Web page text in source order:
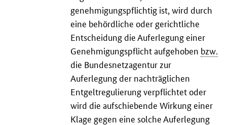
genehmigungspflichtig ist, wird durch
eine behördliche oder gerichtliche
Entscheidung die Auferlegung einer
Genehmigungspflicht aufgehoben bzw.
die Bundesnetzagentur zur
Auferlegung der nachträglichen
Entgeltregulierung verpflichtet oder
wird die aufschiebende Wirkung einer
Klage gegen eine solche Auferlegung